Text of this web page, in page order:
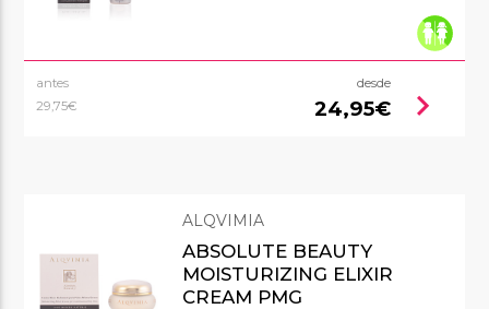
antes
29,75€
desde
24,95€ chevron_right
ALQVIMIA
ABSOLUTE BEAUTY
MOISTURIZING ELIXIR
CREAM PMG